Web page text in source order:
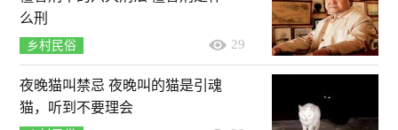
么刑
乡村民俗 29
夜晚猫叫禁忌 夜晚叫的猫是引魂
猫，听到不要理会